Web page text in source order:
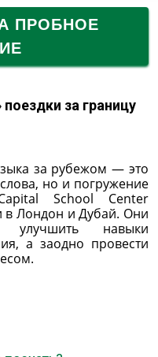
ПРОБНОЕ
поездки за границу
за рубежом — это
но и погружение
School Center
в Лондон и Дубай. Они
улучшить навыки
а заодно провести